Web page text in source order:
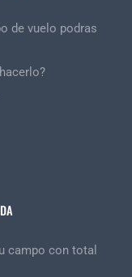
de vuelo podras
campo con total